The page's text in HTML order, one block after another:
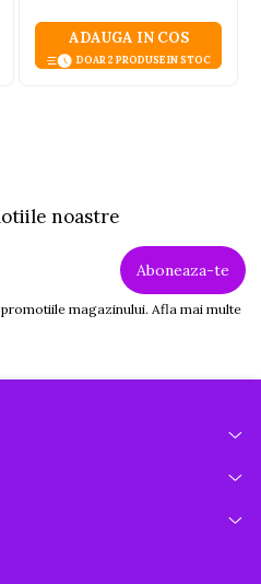
ADAUGA IN COS
DOAR 2 PRODUSE IN STOC
noastre
magazinului. Afla mai multe